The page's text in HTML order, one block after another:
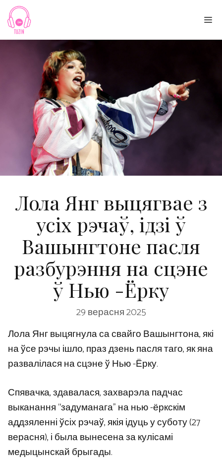
Skip
content
Лола Янг выцягвае з
усіх рэчаў, ідзі ў
Вашынгтоне пасля
разбурэння на сцэне
ў Нью -Ёрку
29 верасня 2025
Лола Янг выцягнула са свайго Вашынгтона, які
на ўсе рэчы ішло, праз дзень пасля таго, як яна
развалілася на сцэне ў Нью -Ёрку.
Спявачка, здавалася, захварэла падчас
выканання “задуманага” на нью -ёркскім
аддзяленні ўсіх рэчаў, якія ідуць у суботу (27
верасня), і была вынесена за кулісамі
медыцынскай брыгады.